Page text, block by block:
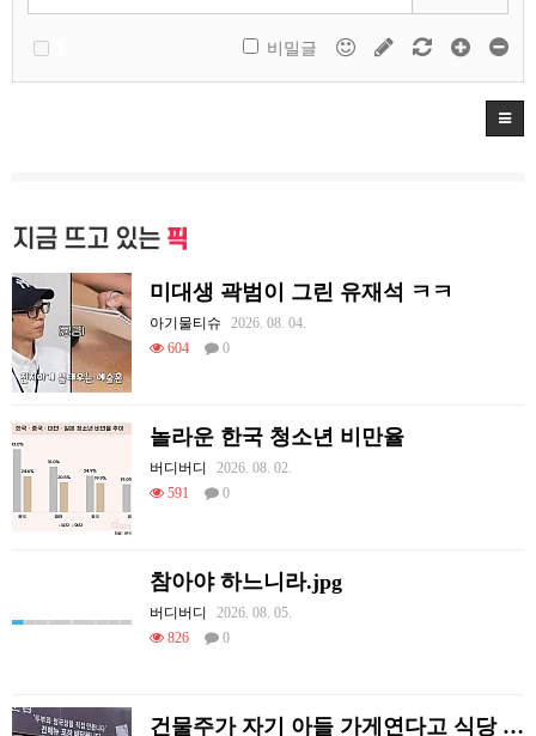
비밀글
지금 뜨고 있는 픽
미대생 곽범이 그린 유재석 ㅋㅋ
아기물티슈
2026. 08. 04.
604
0
놀라운 한국 청소년 비만율
버디버디
2026. 08. 02.
591
0
참아야 하느니라.jpg
버디버디
2026. 08. 05.
826
0
건물주가 자기 아들 가게연다고 식당 폐업시킴